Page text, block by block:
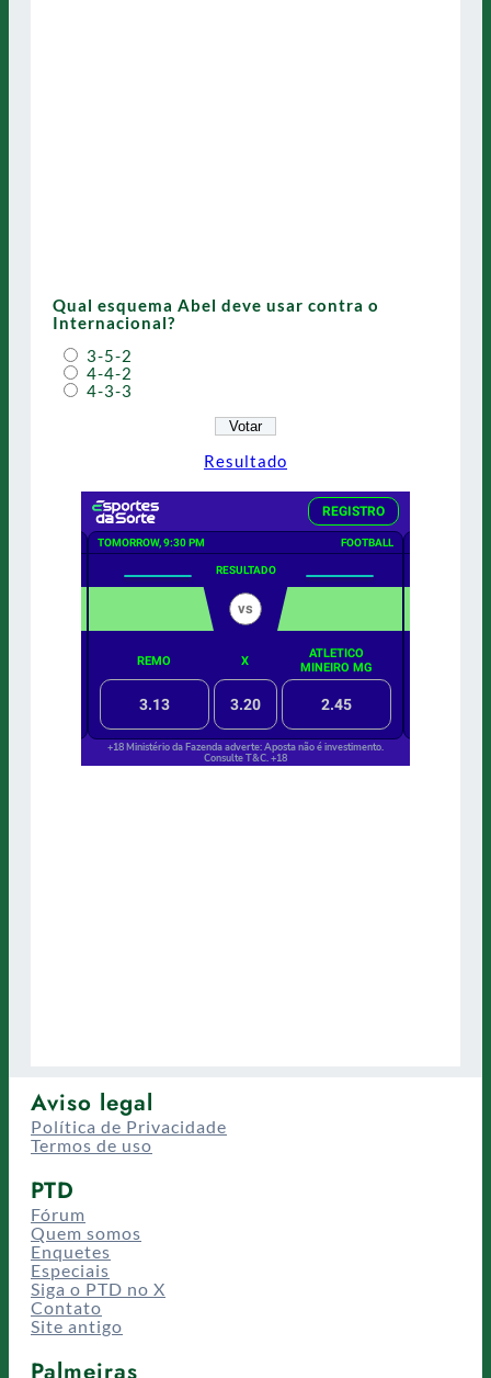
Qual esquema Abel deve usar contra o
Internacional?
3-5-2
4-4-2
4-3-3
Resultado
Aviso legal
Política de Privacidade
Termos de uso
PTD
Fórum
Quem somos
Enquetes
Especiais
Siga o PTD no X
Contato
Site antigo
Palmeiras